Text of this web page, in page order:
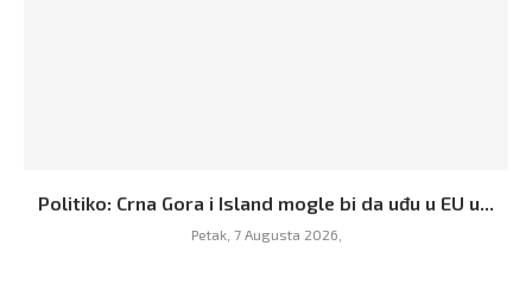
Politiko: Crna Gora i Island mogle bi da uđu u EU u...
Petak, 7 Augusta 2026,